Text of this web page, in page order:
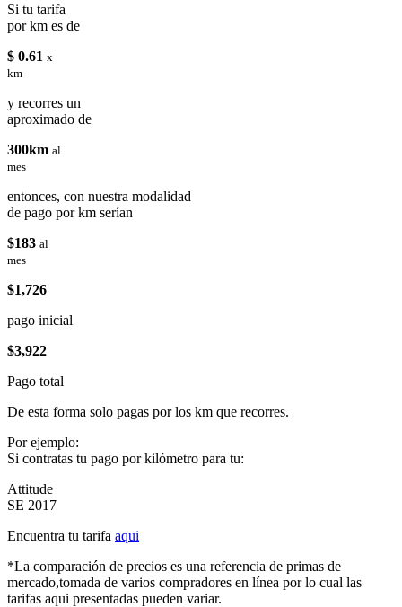
Si tu tarifa
por km es de
$ 0.61 x
km
y recorres un
aproximado de
300km al
mes
entonces, con nuestra modalidad
de pago por km serían
$183 al
mes
$1,726
pago inicial
$3,922
Pago total
De esta forma solo pagas por los km que recorres.
Por ejemplo:
Si contratas tu pago por kilómetro para tu:
Attitude
SE 2017
Encuentra tu tarifa aqui
*La comparación de precios es una referencia de primas de
mercado,tomada de varios compradores en línea por lo cual las
tarifas aqui presentadas pueden variar.